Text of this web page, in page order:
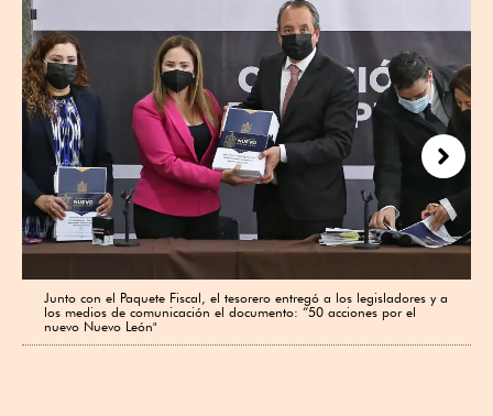
Junto con el Paquete Fiscal, el tesorero entregó a los legisladores y a
los medios de comunicación el documento: “50 acciones por el
nuevo Nuevo León"